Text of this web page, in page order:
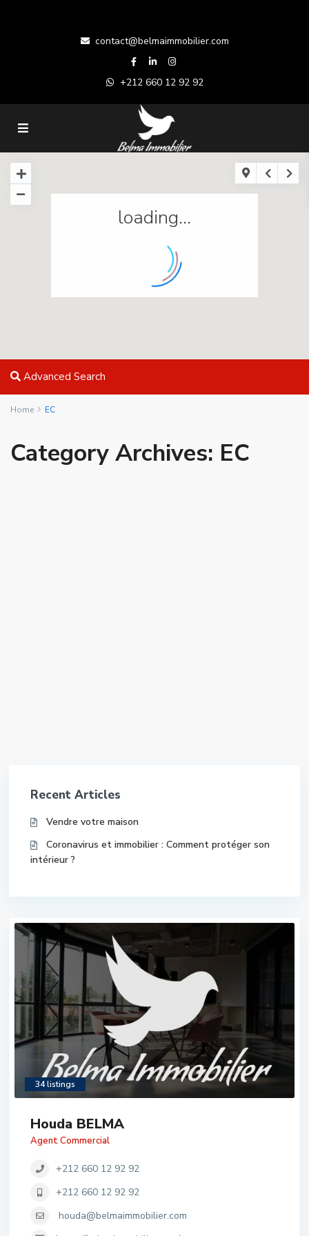
contact@belmaimmobilier.com
+212 660 12 92 92
loading...
Advanced Search
Home EC
Category Archives: EC
Recent Articles
Vendre votre maison
Coronavirus et immobilier : Comment protéger son
intérieur ?
34 listings
Houda BELMA
Agent Commercial
+212 660 12 92 92
+212 660 12 92 92
houda@belmaimmobilier.com